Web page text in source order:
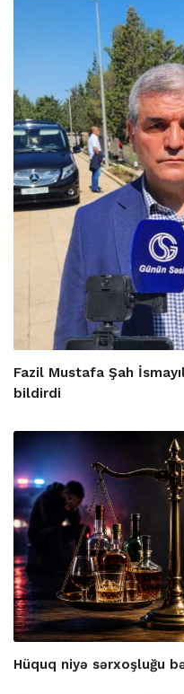
Fazil Mustafa Şah
bildirdi
Hüquq niyə sərxoşluğu